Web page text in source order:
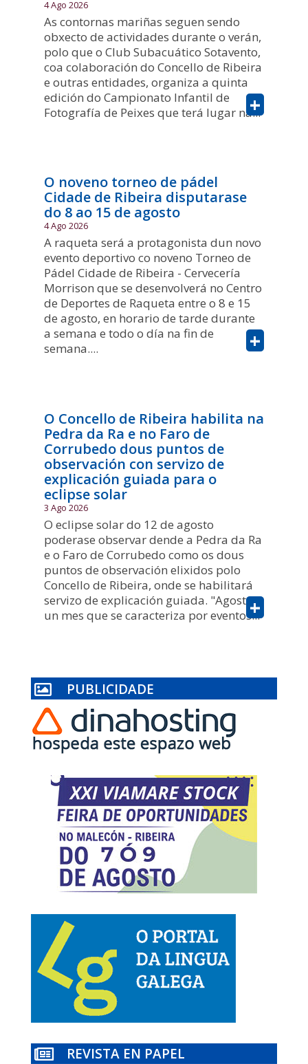
4 Ago 2026
As contornas mariñas seguen sendo
obxecto de actividades durante o verán,
polo que o Club Subacuático Sotavento,
coa colaboración do Concello de Ribeira
e outras entidades, organiza a quinta
edición do Campionato Infantil de
Fotografía de Peixes que terá lugar na...
+
O noveno torneo de pádel
Cidade de Ribeira disputarase
do 8 ao 15 de agosto
4 Ago 2026
A raqueta será a protagonista dun novo
evento deportivo co noveno Torneo de
Pádel Cidade de Ribeira - Cervecería
Morrison que se desenvolverá no Centro
de Deportes de Raqueta entre o 8 e 15
de agosto, en horario de tarde durante
a semana e todo o día na fin de
semana....
+
O Concello de Ribeira habilita na
Pedra da Ra e no Faro de
Corrubedo dous puntos de
observación con servizo de
explicación guiada para o
eclipse solar
3 Ago 2026
O eclipse solar do 12 de agosto
poderase observar dende a Pedra da Ra
e o Faro de Corrubedo como os dous
puntos de observación elixidos polo
Concello de Ribeira, onde se habilitará
servizo de explicación guiada. "Agosto é
un mes que se caracteriza por eventos...
+
 PUBLICIDADE
 REVISTA EN PAPEL